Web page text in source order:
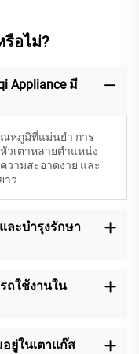
อไม่?
Appliance มี
ณหภูมิที่แม่นยำ การ
วเตาหลายตำแหน่ง
วามสะอาดง่าย และ
าว
ละบำรุงรักษา
ถใช้งานใน
ยู่ในเตาแก๊ส